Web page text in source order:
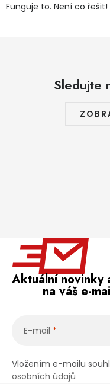
Funguje to. Není co řešit!
Sledujte
Aktuální novinky
na váš e-
E-mail
Vložením e-mailu
osobních údajů